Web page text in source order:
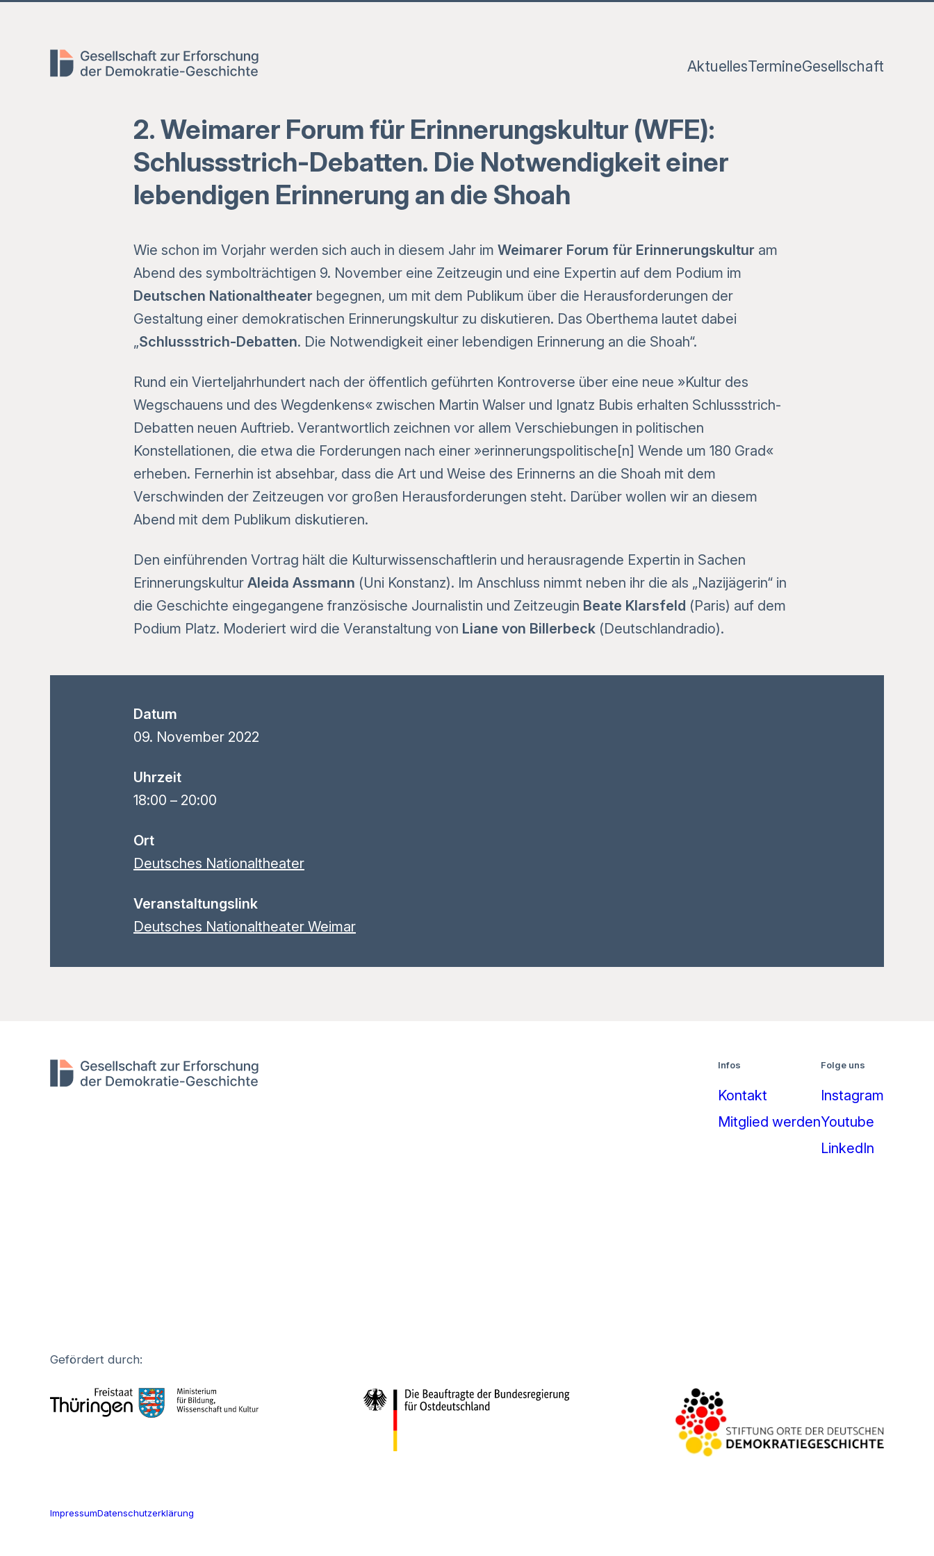
AktuellesTermineGesellschaft
2. Weimarer Forum für Erinnerungskultur (WFE):
Schlussstrich-Debatten. Die Notwendigkeit einer
lebendigen Erinnerung an die Shoah
Wie schon im Vorjahr werden sich auch in diesem Jahr im Weimarer Forum für Erinnerungskultur am
Abend des symbolträchtigen 9. November eine Zeitzeugin und eine Expertin auf dem Podium im
Deutschen Nationaltheater begegnen, um mit dem Publikum über die Herausforderungen der
Gestaltung einer demokratischen Erinnerungskultur zu diskutieren. Das Oberthema lautet dabei
„Schlussstrich-Debatten. Die Notwendigkeit einer lebendigen Erinnerung an die Shoah“.
Rund ein Vierteljahrhundert nach der öffentlich geführten Kontroverse über eine neue »Kultur des
Wegschauens und des Wegdenkens« zwischen Martin Walser und Ignatz Bubis erhalten Schlussstrich-
Debatten neuen Auftrieb. Verantwortlich zeichnen vor allem Verschiebungen in politischen
Konstellationen, die etwa die Forderungen nach einer »erinnerungspolitische[n] Wende um 180 Grad«
erheben. Fernerhin ist absehbar, dass die Art und Weise des Erinnerns an die Shoah mit dem
Verschwinden der Zeitzeugen vor großen Herausforderungen steht. Darüber wollen wir an diesem
Abend mit dem Publikum diskutieren.
Den einführenden Vortrag hält die Kulturwissenschaftlerin und herausragende Expertin in Sachen
Erinnerungskultur Aleida Assmann (Uni Konstanz). Im Anschluss nimmt neben ihr die als „Nazijägerin“ in
die Geschichte eingegangene französische Journalistin und Zeitzeugin Beate Klarsfeld (Paris) auf dem
Podium Platz. Moderiert wird die Veranstaltung von Liane von Billerbeck (Deutschlandradio).
Datum
09. November 2022
Uhrzeit
18:00 – 20:00
Ort
Deutsches Nationaltheater
Veranstaltungslink
Deutsches Nationaltheater Weimar
Infos
Kontakt
Mitglied werden
Folge uns
Instagram
Youtube
LinkedIn
Gefördert durch:
ImpressumDatenschutzerklärung